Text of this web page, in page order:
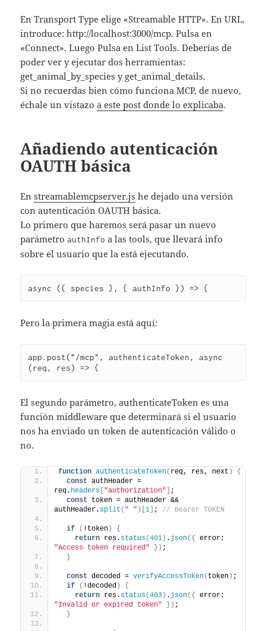
En Transport Type elige «Streamable HTTP». En URL,
introduce: http://localhost:3000/mcp. Pulsa en
«Connect». Luego Pulsa en List Tools. Deberías de
poder ver y ejecutar dos herramientas:
get_animal_by_species y get_animal_details.
Si no recuerdas bien cómo funciona MCP, de nuevo,
échale un vistazoa este post donde lo explicaba.
Añadiendo autenticación
OAUTH básica
Enstreamablemcpserver.js he dejado una versión
con autenticación OAUTH básica.
Lo primero que haremos será pasar un nuevo
parámetroauthInfo a las tools, que llevará info
sobre el usuario que la está ejecutando.
Pero la primera magia está aquí:
app.post("/mcp", authenticateToken, async
El segundo parámetro, authenticateToken es una
función middleware que determinará si el usuario
nos ha enviado un token de autenticación válido o
no.
function authenticateToken( req, res, next )
{
const authHeader =
req. headers ["authorization"] ;
const
token = authHeader &&
authHeader. split ( " " ) [1] ; // Bearer TOKEN
if ( !token)
{
return res. status(401) . json( {
"Access token required"
} ) ;
}
const decoded = verifyAccessToken( token) ;
if
( !decoded )
{
return res. status(403) . json( {
"Invalid or expired token"
} ) ;
}